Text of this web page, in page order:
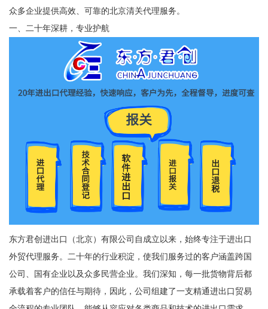
众多企业提供高效、可靠的北京清关代理服务。
一、二十年深耕，专业护航
东方君创进出口（北京）有限公司自成立以来，始终专注于进出口
外贸代理服务。二十年的行业积淀，使我们服务过的客户涵盖跨国
公司、国有企业以及众多民营企业。我们深知，每一批货物背后都
承载着客户的信任与期待，因此，公司组建了一支精通进出口贸易